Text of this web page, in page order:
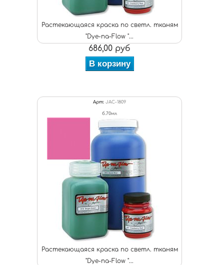
Растекающаяся краска по светл. тканям
"Dye-na-Flow "...
686,00 руб
В корзину
Арт: JAC-1809
б.70мл
Растекающаяся краска по светл. тканям
"Dye-na-Flow "...